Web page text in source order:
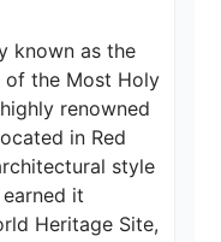
known as the
of the Most Holy
renowned
in Red
style
it
Heritage Site,